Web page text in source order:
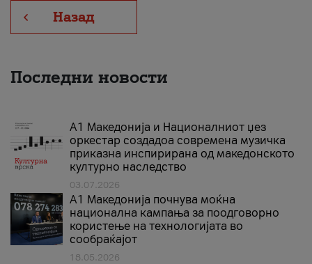
Назад
Последни новости
А1 Македонија и Националниот џез
оркестар создадоа современа музичка
приказна инспирирана од македонското
културно наследство
03.07.2026
A1 Македонија почнува моќна
национална кампања за поодговорно
користење на технологијата во
сообраќајот
18.05.2026